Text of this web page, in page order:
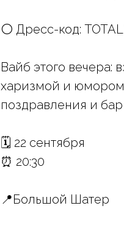
⚪️ Дресс-код:
Вайб этого вечера:
харизмой и
поздравления и
🗓️ 22 сентября
⏰ 20:30
📍Большой Шатер